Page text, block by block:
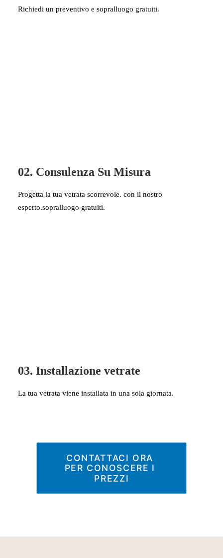
Richiedi un preventivo e sopralluogo gratuiti.
02. Consulenza Su Misura
Progetta la tua vetrata scorrevole. con il nostro
esperto.sopralluogo gratuiti.
03. Installazione vetrate
La tua vetrata viene installata in una sola giornata.
CONTATTACI ORA
PER CONOSCERE I
PREZZI